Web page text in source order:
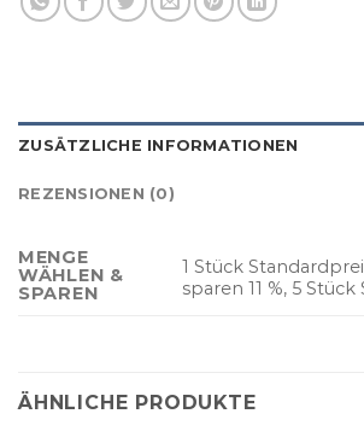
ZUSÄTZLICHE INFORMATIONEN
REZENSIONEN (0)
MENGE
WÄHLEN &
SPAREN
1 Stück
sparen 11 %, 5 Stück
ÄHNLICHE PRODUKTE